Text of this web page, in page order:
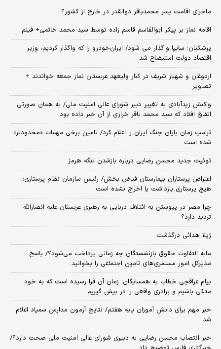
ماجرای اقامت پسر محمدباقر ذوالقدر در خارج از کشور؟
اقامه نماز بر پیکر ابوالقاسم قاسم زاده توسط سید محمد خاتمی+ فیلم
پزشکیان: سایپا واگذار می شود/ ایران‌خودرو را که واگذار کردیم، وزیر
اقتصاد دولت استیضاح شد
اردوغان و شهباز شریف در کنار ولیعهد عربستان نماز جمعه خواندند +
تصاویر
واکنش زیدآبادی به تغییر دبیر شورای عالی امنیت ملی/ به همان صورتی
اتفاق افتاد که سید محمد باقر خرازی از آن خبر داده بود
ترامپ زمان پایان جنگ ایران را اعلام کرد/ تامین برخی مهمات «محدودتر»
شده است
توئیت جدید محسن رضایی درباره بازشدن تنگه هرمز
اعتراض پرستاران بیمارستان فیاض بخش/ رئیس سازمان نظام پرستاری:
هیچ پرستاری بازداشت یا اخراج نشده است
چرا مصر در پیوستن به ائتلاف دریایی به رهبری عربستان علیه انصارالله
تردید دارد؟
ژیلا هدائی درگذشت
مابه التفاوت حقوق بازنشستگان چه زمانی پرداخت می‌شود؟/ پاسخ
مدیرکل امور مستمری‌های تامین اجتماعی را بخوانید
پیام عراقچی خطاب به همسایگان؛ زمان آن فرا رسیده است که به خود
متکی باشیم و برادری واقعی را در پیش گیریم
خبر مهم برای دانش آموزان پایه هفتم/ نتایج آزمون مدارس سمپاد اعلام
شد
خبر انتصاب محسن رضایی به دبیری شورای عالی امنیت ملی صحت دارد؟/